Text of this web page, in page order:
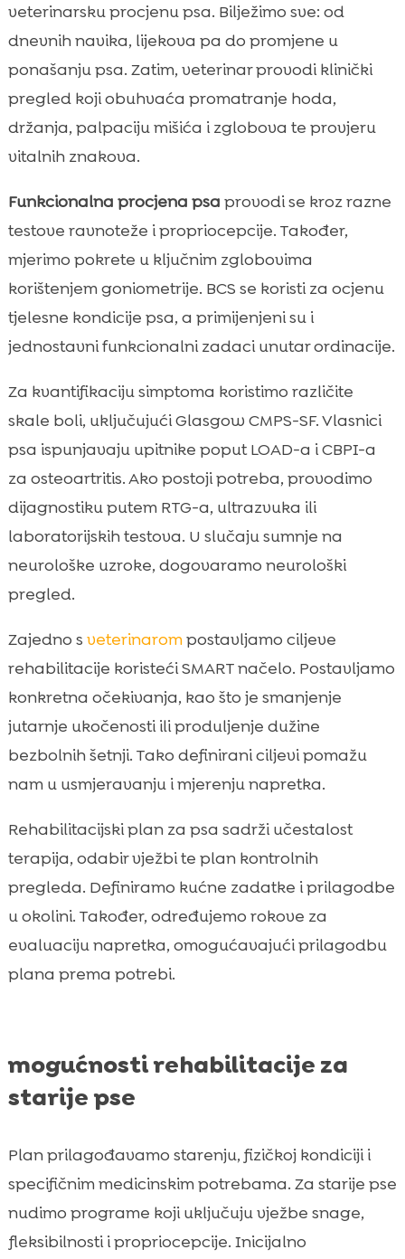
veterinarsku procjenu psa. Bilježimo sve: od
dnevnih navika, lijekova pa do promjene u
ponašanju psa. Zatim, veterinar provodi klinički
pregled koji obuhvaća promatranje hoda,
držanja, palpaciju mišića i zglobova te provjeru
vitalnih znakova.
Funkcionalna procjena psa provodi se kroz razne
testove ravnoteže i propriocepcije. Također,
mjerimo pokrete u ključnim zglobovima
korištenjem goniometrije. BCS se koristi za ocjenu
tjelesne kondicije psa, a primijenjeni su i
jednostavni funkcionalni zadaci unutar ordinacije.
Za kvantifikaciju simptoma koristimo različite
skale boli, uključujući Glasgow CMPS-SF. Vlasnici
psa ispunjavaju upitnike poput LOAD-a i CBPI-a
za osteoartritis. Ako postoji potreba, provodimo
dijagnostiku putem RTG-a, ultrazvuka ili
laboratorijskih testova. U slučaju sumnje na
neurološke uzroke, dogovaramo neurološki
pregled.
Zajedno s veterinarompostavljamo ciljeve
rehabilitacije koristeći SMART načelo. Postavljamo
konkretna očekivanja, kao što je smanjenje
jutarnje ukočenosti ili produljenje dužine
bezbolnih šetnji. Tako definirani ciljevi pomažu
nam u usmjeravanju i mjerenju napretka.
Rehabilitacijski plan za psa sadrži učestalost
terapija, odabir vježbi te plan kontrolnih
pregleda. Definiramo kućne zadatke i prilagodbe
u okolini. Također, određujemo rokove za
evaluaciju napretka, omogućavajući prilagodbu
plana prema potrebi.
mogućnosti rehabilitacije za
starije pse
Plan prilagođavamo starenju, fizičkoj kondiciji i
specifičnim medicinskim potrebama. Za starije pse
nudimo programe koji uključuju vježbe snage,
fleksibilnosti i propriocepcije. Inicijalno